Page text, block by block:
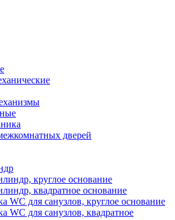
дверей
круглое основание
квадратное основание
WC для санузлов, круглое основание
WC для санузлов, квадратное